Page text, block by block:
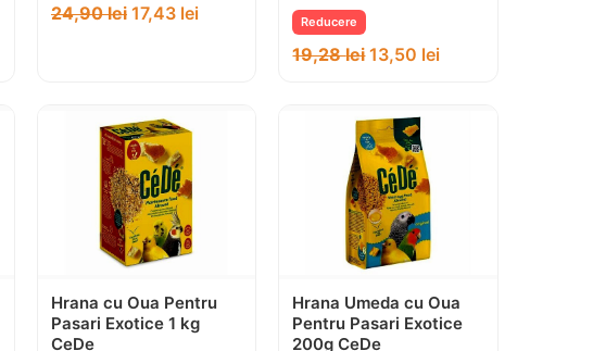
24,90lei 17,43 lei Reducere
19,28lei 13,50 lei
Hrana cu Oua Pentru
Pasari Exotice 1 kg
CeDe
Hrana Umeda cu Oua
Pentru Pasari Exotice
200g CeDe